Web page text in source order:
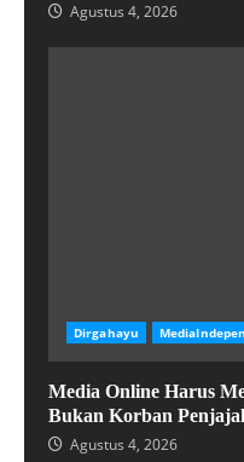
Agustus 4, 2026
Dirgahayu
Media Online Harus
Bukan Korban
Agustus 4, 2026